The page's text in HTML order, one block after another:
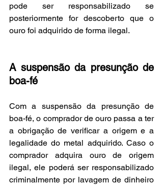
pode ser responsabilizado se
posteriormente for descoberto que o
ouro foi adquirido de forma ilegal.
A suspensão da presunção de
boa-fé
Com a suspensão da presunção de
boa-fé, o comprador de ouro passa a ter
a obrigação de verificar a origem e a
legalidade do metal adquirido. Caso o
comprador adquira ouro de origem
ilegal, ele poderá ser responsabilizado
criminalmente por lavagem de dinheiro